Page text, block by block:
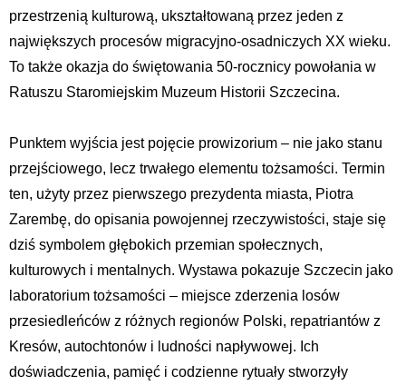
przestrzenią kulturową, ukształtowaną przez jeden z
największych procesów migracyjno-osadniczych XX wieku.
To także okazja do świętowania 50-rocznicy powołania w
Ratuszu Staromiejskim Muzeum Historii Szczecina.
Punktem wyjścia jest pojęcie prowizorium – nie jako stanu
przejściowego, lecz trwałego elementu tożsamości. Termin
ten, użyty przez pierwszego prezydenta miasta, Piotra
Zarembę, do opisania powojennej rzeczywistości, staje się
dziś symbolem głębokich przemian społecznych,
kulturowych i mentalnych. Wystawa pokazuje Szczecin jako
laboratorium tożsamości – miejsce zderzenia losów
przesiedleńców z różnych regionów Polski, repatriantów z
Kresów, autochtonów i ludności napływowej. Ich
doświadczenia, pamięć i codzienne rytuały stworzyły